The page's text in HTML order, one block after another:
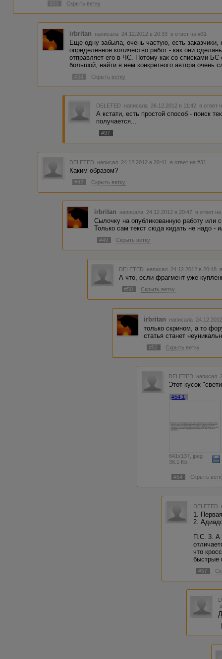
#31 Скрыть ветку
irbritan написала 24.12.2012 в 20:33 в ответ на #31
Еще одну забыла, очень частую, есть заказчики,
определенное количество работ - как они
отправляет его в ЧС. Потому как со списками БС
большой, найти в нем конкретного автора очень
#34 Скрыть ветку
DELETED написала 26.12.2012 в 11:42 в ответ
А кстати, есть простой способ - поиск
получается...
#97
DELETED написал 24.12.2012 в 20:41 в ответ на #31
Каким образом?
#42 Скрыть ветку
irbritan написала 24.12.2012 в 20:47 в ответ
Сылочку на опубликованную работу или
Только сам текст сюда кидать не надо -
#49 Скрыть ветку
DELETED написал 24.12.2012 в 20:48
А что, если фрагмент уже
#50 Скрыть ветку
irbritan написала
только скрином, а то
статья станет
#52 Скрыть ветку
DELETED написал
Этот кусок
#54.1
641x137, jpeg
36.1 Kb
#54 Скрыть
DELETED
1.
2.
П.С. 3. А
что
быстрые
#57